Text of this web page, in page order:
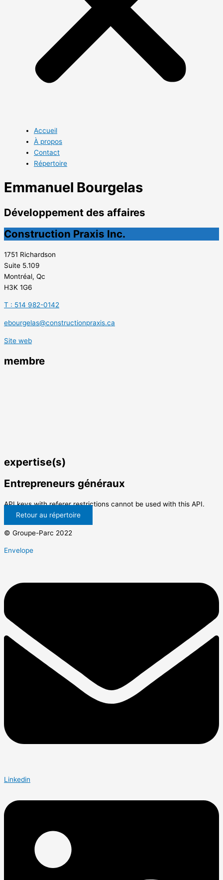
Accueil
À propos
Contact
Répertoire
Emmanuel Bourgelas
Développement des affaires
Construction Praxis Inc.
1751 Richardson
Suite 5.109
Montréal, Qc
H3K 1G6
T : 514 982-0142
ebourgelas@constructionpraxis.ca
Site web
membre
expertise(s)
Entrepreneurs généraux
API keys with referer restrictions cannot be used with this API.
Retour au répertoire
© Groupe-Parc 2022
Envelope
Linkedin